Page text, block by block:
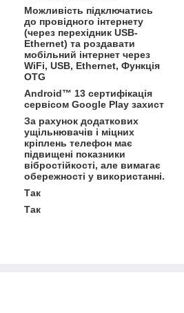
Можливість підключатись
до провідного інтернету
(через перехідник USB-
Ethernet) та роздавати
мобільний інтернет через
WiFi, USB, Ethernet, Функція
OTG
Android™ 13 сертифікація
сервісом Google Play захист
За рахунок додаткових
ущільнювачів і міцних
кріплень телефон має
підвищені показники
вібростійкості, але вимагає
обережності у використанні.
Так
Так